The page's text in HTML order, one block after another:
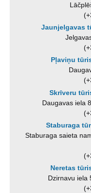
Jaunjelgavas
Pļaviņu
Skrīveru
Daugavas iela
Staburaga
Staburaga saieta
Neretas
Dzirnavu iela